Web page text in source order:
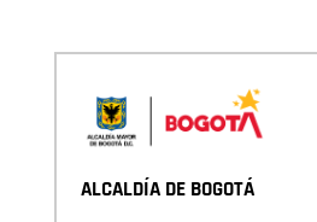
ALCALDÍA DE BOGOTÁ